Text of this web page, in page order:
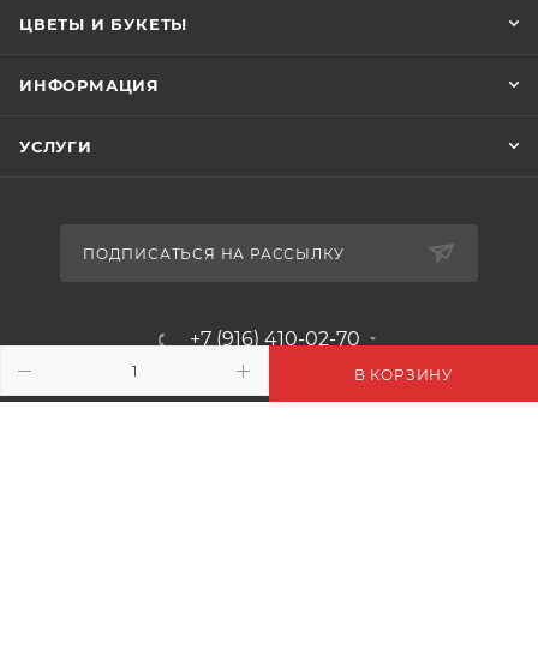
В КОРЗИНУ
ЦВЕТЫ И БУКЕТЫ
ИНФОРМАЦИЯ
УСЛУГИ
ПОДПИСАТЬСЯ НА РАССЫЛКУ
+7 (916) 410-02-70
info@floralmile.ru